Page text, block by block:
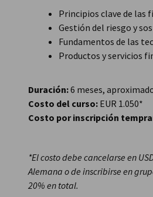
Principios clave de las
Gestión del riesgo y
Fundamentos de las
Productos y servicios
Duración:6 meses,
Costo del curso: EUR 1.050*
Costo por inscripción
*El costo debe cancelarse en
Alemana o de inscribirse en
20% en total.